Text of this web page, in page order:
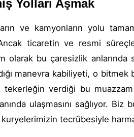
Yolları Aşmak
ve kamyonların yolu
ticaretin ve resmi
olarak bu çaresizlik anlarında
manevra kabiliyeti, o bitmek
tekerleğin verdiği bu
ulaşmasını sağlıyor. Biz
tecrübesiyle